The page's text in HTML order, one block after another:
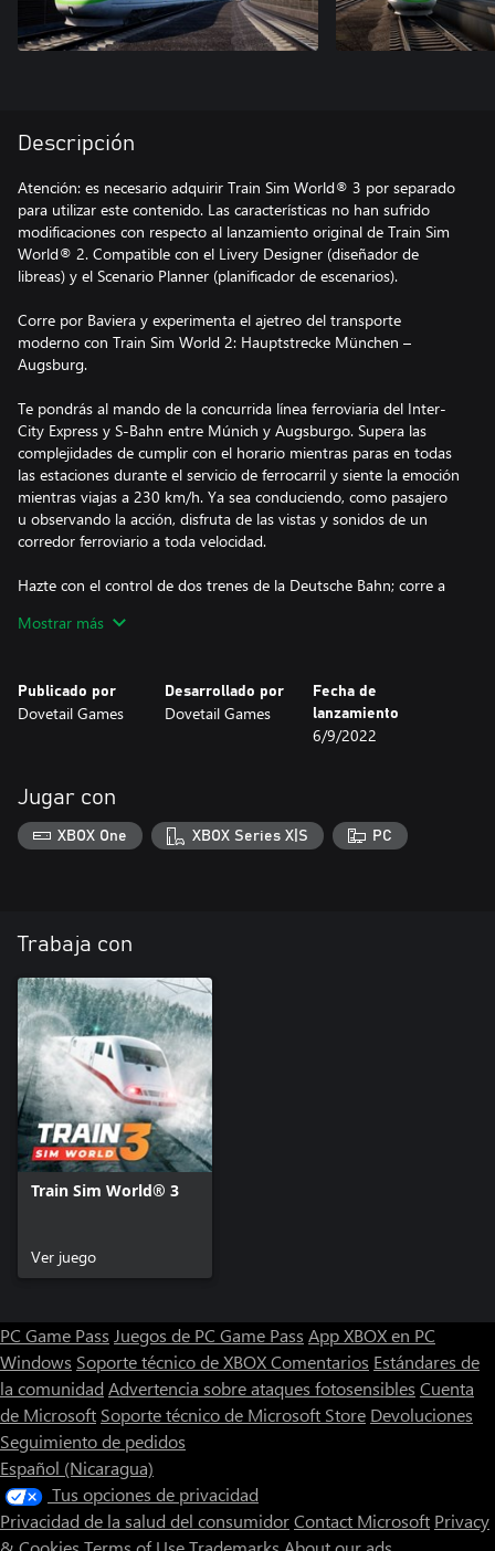
Descripción
Atención: es necesario adquirir Train Sim World® 3 por separado
para utilizar este contenido. Las características no han sufrido
modificaciones con respecto al lanzamiento original de Train Sim
World® 2. Compatible con el Livery Designer (diseñador de
libreas) y el Scenario Planner (planificador de escenarios).
Corre por Baviera y experimenta el ajetreo del transporte
moderno con Train Sim World 2: Hauptstrecke München –
Augsburg.
Te pondrás al mando de la concurrida línea ferroviaria del Inter-
City Express y S-Bahn entre Múnich y Augsburgo. Supera las
complejidades de cumplir con el horario mientras paras en todas
las estaciones durante el servicio de ferrocarril y siente la emoción
mientras viajas a 230 km/h. Ya sea conduciendo, como pasajero
u observando la acción, disfruta de las vistas y sonidos de un
corredor ferroviario a toda velocidad.
Hazte con el control de dos trenes de la Deutsche Bahn; corre a
última librea con las rayas verdes distintivas que hacen homenaje
llevando a pasajeros en la línea S3 hasta Mammendorf.
Mostrar más
Publicado por
Dovetail Games
Desarrollado por
Dovetail Games
Fecha de
lanzamiento
6/9/2022
Jugar con
XBOX One XBOX Series X|S PC
Trabaja con
Train Sim World® 3
Ver juego
PC Game Pass Juegos de PC Game Pass App XBOX en PC
Windows Soporte técnico de XBOXComentarios Estándares de
la comunidad Advertencia sobre ataques fotosensibles Cuenta
de Microsoft Soporte técnico de Microsoft Store Devoluciones
Seguimiento de pedidos
Español (Nicaragua)
Tus opciones de privacidad
Privacidad de la salud del consumidorContact Microsoft Privacy